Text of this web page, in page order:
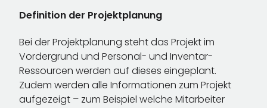
Definition der Projektplanung
Bei der Projektplanung steht das Projekt im
Vordergrund und Personal- und Inventar-
Ressourcen werden auf dieses eingeplant.
Zudem werden alle Informationen zum Projekt
aufgezeigt – zum Beispiel welche Mitarbeiter